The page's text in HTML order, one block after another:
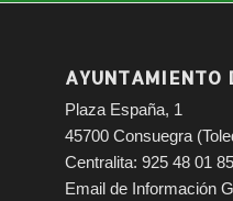
AYUNTAMIENTO
Plaza España, 1
45700 Consuegra
Centralita: 925 48 01
Email de Información